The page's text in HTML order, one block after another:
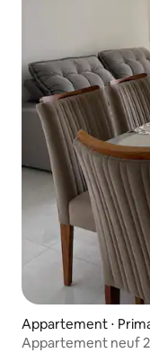
Appartement ⋅
Appartement neuf